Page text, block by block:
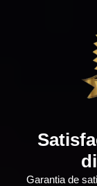
Garantia de